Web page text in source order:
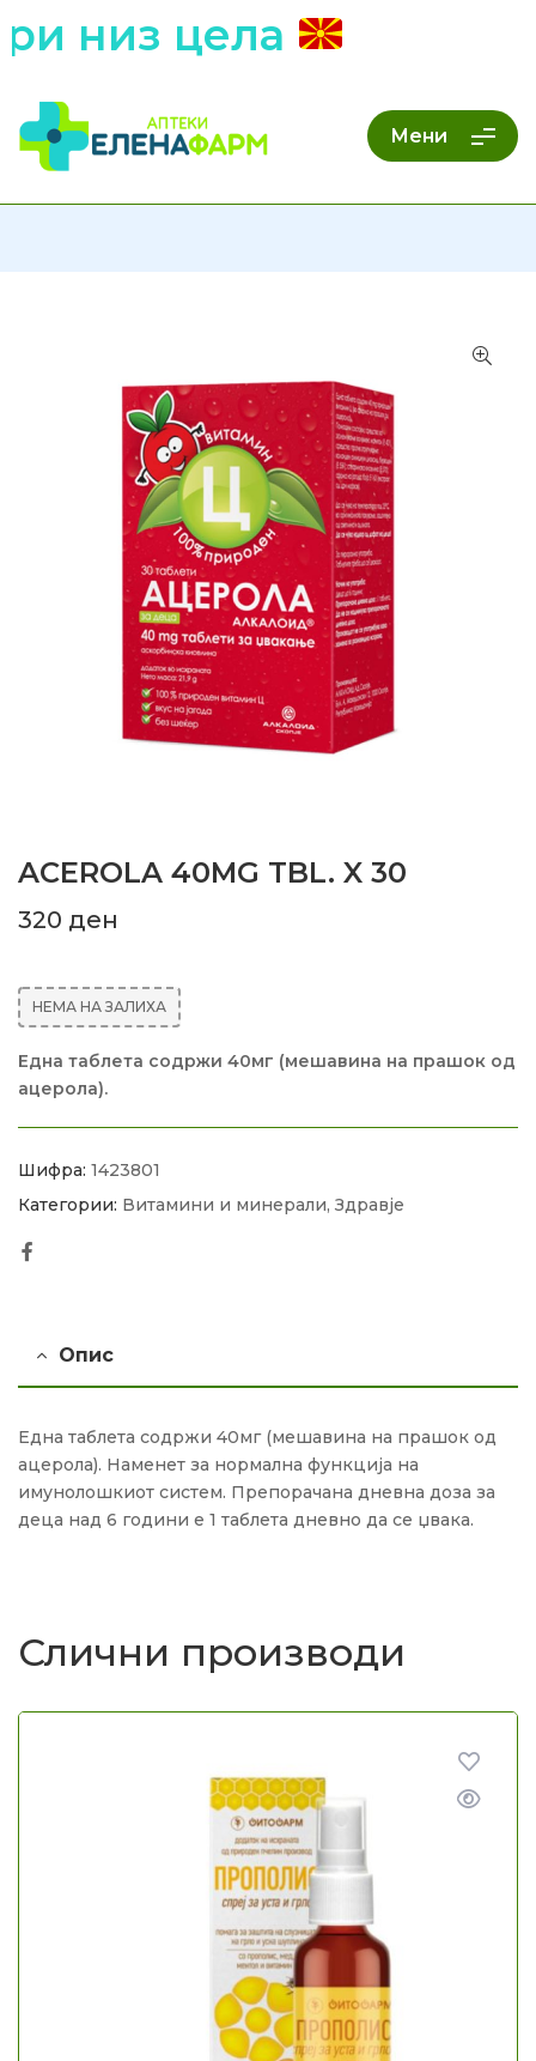
низ цела
Мени
ACEROLA 40MG TBL. X 30
320 ден
НЕМА НА ЗАЛИХА
Една таблета содржи 40мг (мешавина на прашок од
ацерола).
Шифра: 1423801
Категории: Витамини и минерали, Здравје
Опис
Една таблета содржи 40мг (мешавина на прашок од
ацерола). Наменет за нормална функција на
имунолошкиот систем. Препорачана дневна доза за
деца над 6 години е 1 таблета дневно да се џвака.
Слични производи